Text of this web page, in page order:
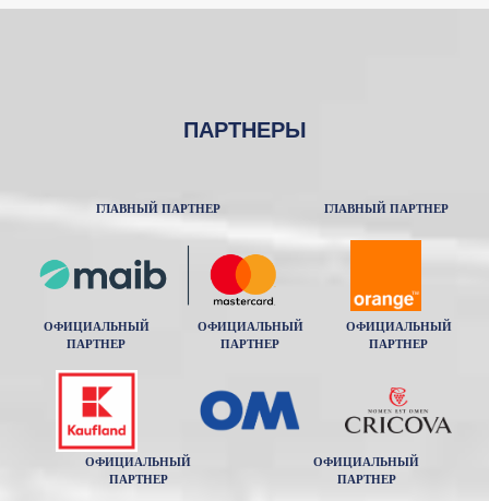
ПАРТНЕРЫ
ГЛАВНЫЙ ПАРТНЕР ГЛАВНЫЙ ПАРТНЕР
ОФИЦИАЛЬНЫЙ
ПАРТНЕР
ОФИЦИАЛЬНЫЙ
ПАРТНЕР
ОФИЦИАЛЬНЫЙ
ПАРТНЕР
ОФИЦИАЛЬНЫЙ
ПАРТНЕР
ОФИЦИАЛЬНЫЙ
ПАРТНЕР